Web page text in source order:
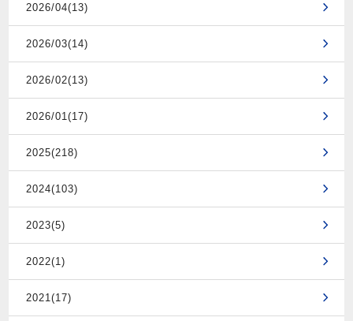
2026/04(13)
2026/03(14)
2026/02(13)
2026/01(17)
2025(218)
2024(103)
2023(5)
2022(1)
2021(17)